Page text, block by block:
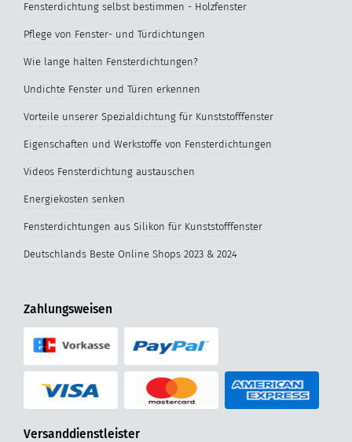
Fensterdichtung selbst bestimmen - Holzfenster
Pflege von Fenster- und Türdichtungen
Wie lange halten Fensterdichtungen?
Undichte Fenster und Türen erkennen
Vorteile unserer Spezialdichtung für Kunststofffenster
Eigenschaften und Werkstoffe von Fensterdichtungen
Videos Fensterdichtung austauschen
Energiekosten senken
Fensterdichtungen aus Silikon für Kunststofffenster
Deutschlands Beste Online Shops 2023 & 2024
Zahlungsweisen
Versanddienstleister